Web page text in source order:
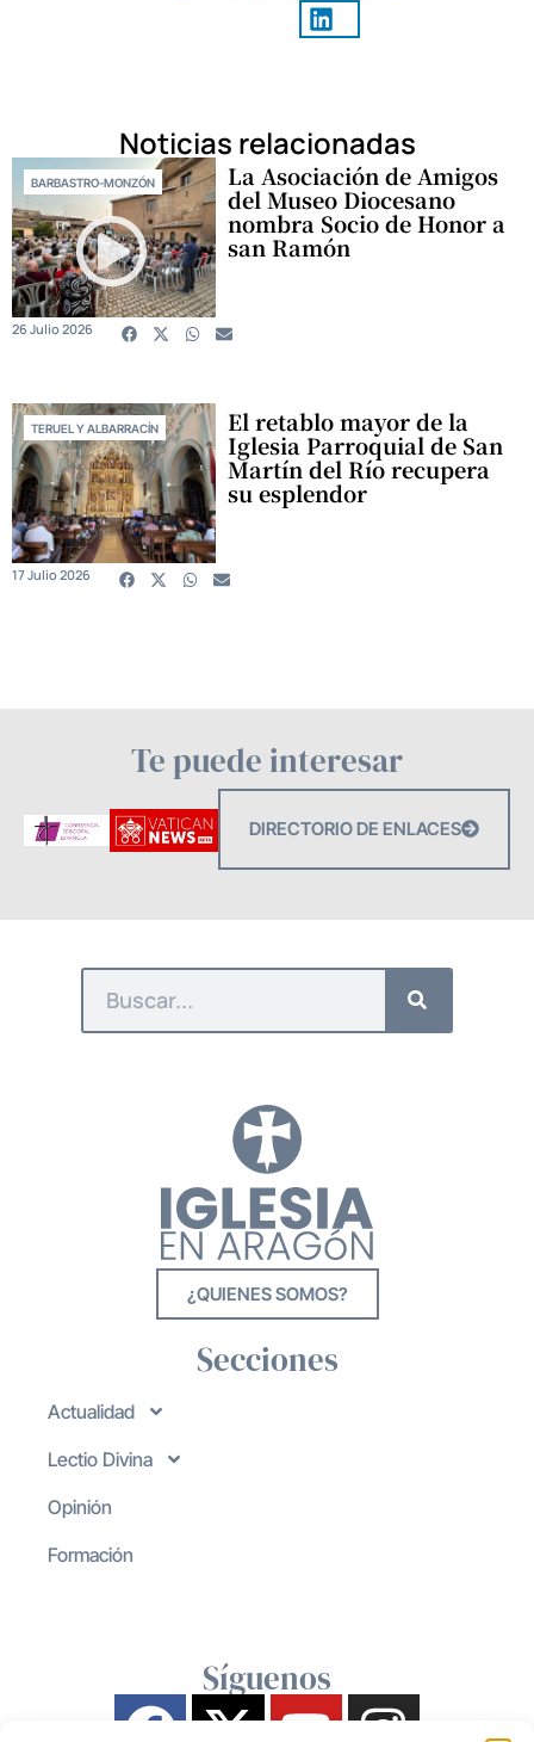
Noticias relacionadas
BARBASTRO-MONZÓN La Asociación de Amigos
del Museo Diocesano
nombra Socio de Honor a
san Ramón
26 Julio 2026
TERUEL Y ALBARRACÍN El retablo mayor de la
Iglesia Parroquial de San
Martín del Río recupera
su esplendor
17 Julio 2026
Te puede interesar
DIRECTORIO DE ENLACES
¿QUIENES SOMOS?
Secciones
Actualidad
Lectio Divina
Opinión
Formación
Síguenos